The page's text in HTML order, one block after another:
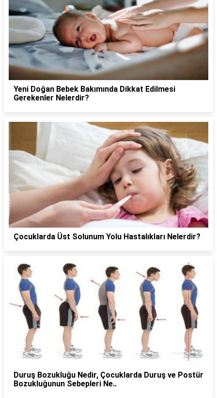
Yeni Doğan Bebek Bakımında Dikkat Edilmesi
Gerekenler Nelerdir?
Çocuklarda Üst Solunum Yolu Hastalıkları Nelerdir?
Duruş Bozukluğu Nedir, Çocuklarda Duruş ve Postür
Bozukluğunun Sebepleri Ne..